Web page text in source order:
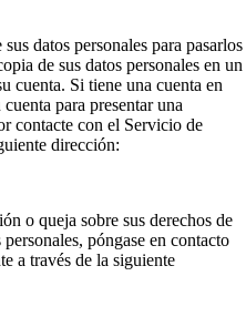
datos personales para pasarlos
de sus datos personales en un
cuenta. Si tiene una cuenta en
para presentar una
contacte con el Servicio de
dirección:
o queja sobre sus derechos de
póngase en contacto
a través de la siguiente